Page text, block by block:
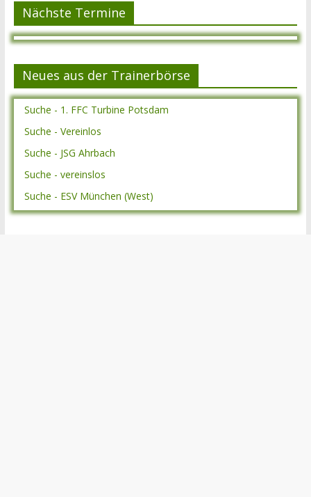
Nächste Termine
Neues aus der Trainerbörse
Suche - 1. FFC Turbine Potsdam
Suche - Vereinlos
Suche - JSG Ahrbach
Suche - vereinslos
Suche - ESV München (West)